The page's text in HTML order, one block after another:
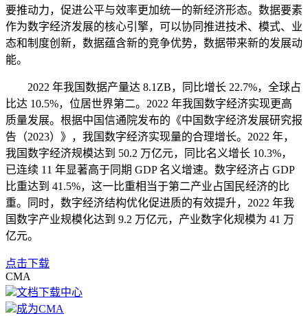
要推动力，促进公平与效率更加统一的新经济形态。数据要素
作为数字经济发展的核心引擎，可以协同推进技术、模式、业
态和制度创新，数据蕴含新的竞争优势，数据带来新的发展动
能。
2022 年我国数据产量达 8.1ZB，同比增长 22.7%，全球占
比达 10.5%，位居世界第二。2022 年我国数字经济实现更高
质量发展。根据中国信通院发布的《中国数字经济发展研究报
告（2023）》，我国数字经济实现量的合理增长。2022 年，
我国数字经济规模达到 50.2 万亿元，同比名义增长 10.3%，
已连续 11 年显著高于同期 GDP 名义增速。数字经济占 GDP
比重达到 41.5%，这一比重相当于第二产业占国民经济的比
重。同时，数字经济结构优化促进质的有效提升，2022 年我
国数字产业规模化达到 9.2 万亿元，产业数字化规模为 41 万
亿元。
点击下载
CMA
文档下载中心
成为CMA